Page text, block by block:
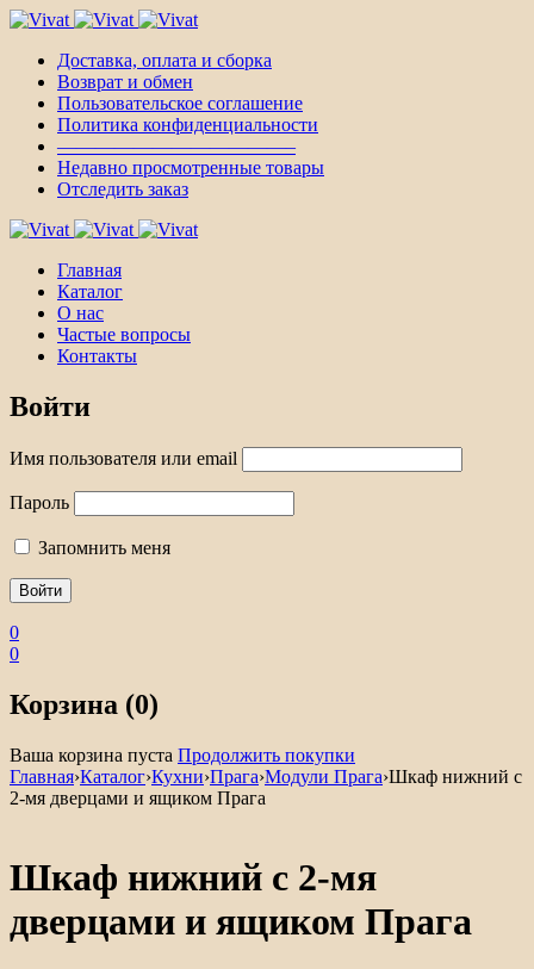
Доставка, оплата и сборка
Возврат и обмен
Пользовательское соглашение
Политика конфиденциальности
————————————–
Недавно просмотренные товары
Отследить заказ
Главная
Каталог
О нас
Частые вопросы
Контакты
Войти
Имя пользователя или email
Пароль
Запомнить меня
0
0
Корзина (0)
Ваша корзина пуста Продолжить покупки
Главная›Каталог›Кухни›Прага›Модули Прага›Шкаф нижний с
2-мя дверцами и ящиком Прага
Шкаф нижний с 2-мя
дверцами и ящиком Прага